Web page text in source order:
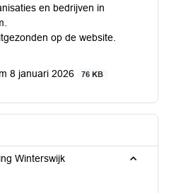
en bedrijven in
op de website.
8 januari 2026
76 KB
Winterswijk